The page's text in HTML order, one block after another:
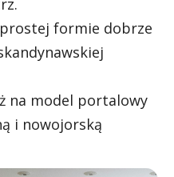
formie dobrze
na model portalowy
i nowojorską